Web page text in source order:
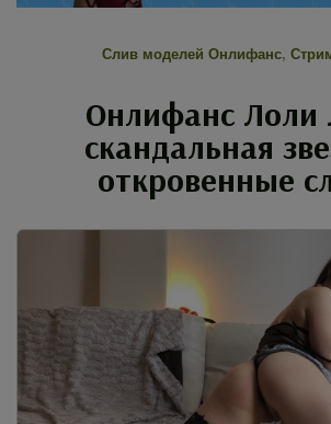
Слив моделей Онлифанс,
Онлифанс Лоли
скандальная
откровенные